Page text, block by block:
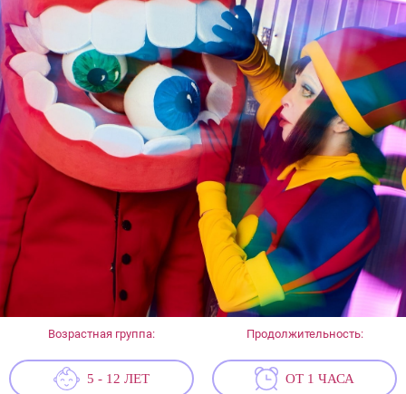
Возрастная группа:
5 - 12 ЛЕТ
Продолжительность:
ОТ 1 ЧАСА